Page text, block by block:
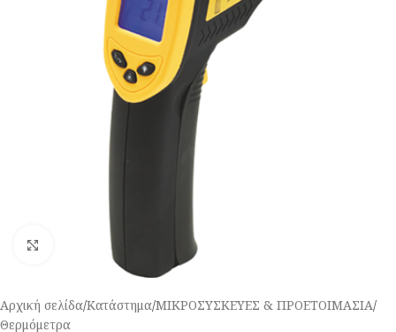
Κλικ για μεγέθυνση
Αρχική σελίδα/Κατάστημα/ΜΙΚΡΟΣΥΣΚΕΥΕΣ & ΠΡΟΕΤΟΙΜΑΣΙΑ/
Θερμόμετρα